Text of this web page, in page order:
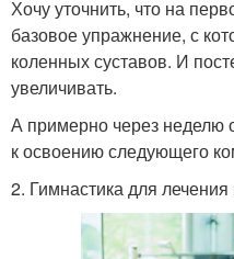
Хочу уточнить, что на
базовое упражнение, с
коленных суставов. И
увеличивать.
А примерно через неделю
к освоению следующего
2. Гимнастика для